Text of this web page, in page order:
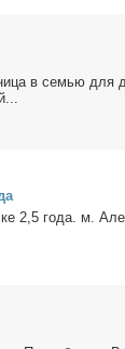
в се­мью для
2,5 го­да. м.